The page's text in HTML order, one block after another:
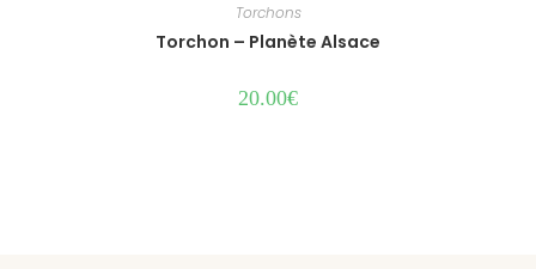
Torchons
Torchon – Planète Alsace
20.00€